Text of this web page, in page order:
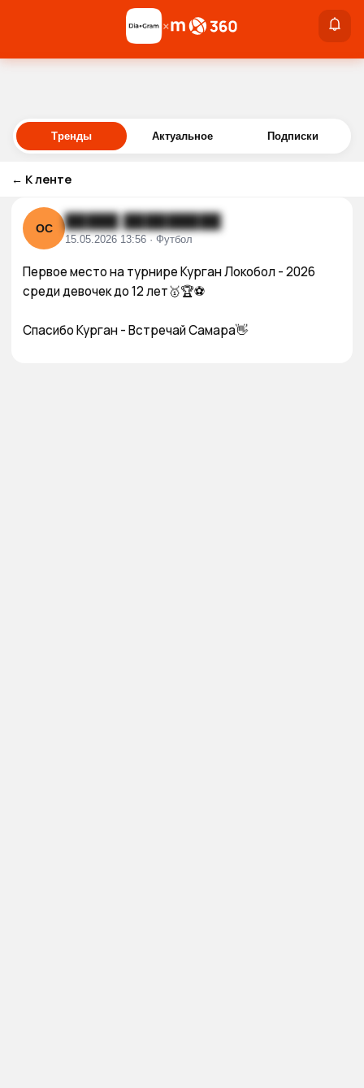
Войти
×
Тренды Актуальное Подписки
← К ленте
ОС █████ █████████
15.05.2026 13:56 · Футбол
Первое место на турнире Курган Локобол - 2026
среди девочек до 12 лет🥇🏆⚽
Спасибо Курган - Встречай Самара👋